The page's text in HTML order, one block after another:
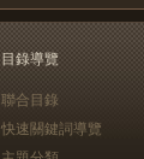
目錄導覽
聯合目錄
快速關鍵詞導覽